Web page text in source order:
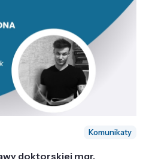
Komunikaty
doktorskiej mgr.